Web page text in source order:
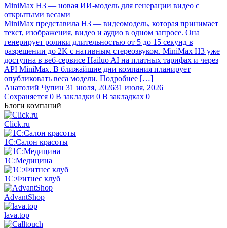
MiniMax H3 — новая ИИ-модель для генерации видео с
открытыми весами
MiniMax представила H3 — видеомодель, которая принимает
текст, изображения, видео и аудио в одном запросе. Она
генерирует ролики длительностью от 5 до 15 секунд в
разрешении до 2K с нативным стереозвуком. MiniMax H3 уже
доступна в веб-сервисе Hailuo AI на платных тарифах и через
API MiniMax. В ближайшие дни компания планирует
опубликовать веса модели. Подробнее […]
Анатолий Чупин 31 июля, 202631 июля, 2026
Сохраняется 0 В закладки 0 В закладках 0
Блоги компаний
Click.ru
1С:Салон красоты
1С:Медицина
1С:Фитнес клуб
AdvantShop
lava.top